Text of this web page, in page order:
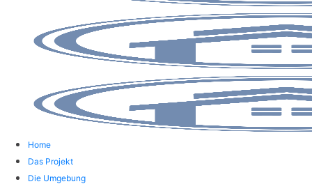
Home
Das Projekt
Die Umgebung